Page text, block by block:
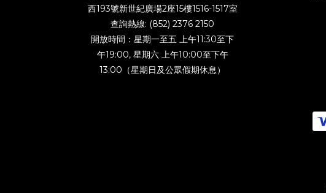
西193號新世紀廣場2座15樓1516-1517室
查詢熱線: (852) 2376 2150
開放時間：星期一至五 上午11:30至下
午19:00, 星期六 上午10:00至下午
13:00（星期日及公眾假期休息）